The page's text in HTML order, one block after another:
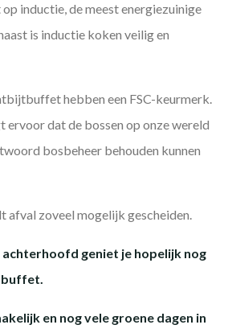
inductie, de meest energiezuinige
is inductie koken veilig en
hebben een FSC-keurmerk.
ervoor dat de bossen op onze wereld
bosbeheer behouden kunnen
afval zoveel mogelijk gescheiden.
geniet je hopelijk nog
en nog vele groene dagen in